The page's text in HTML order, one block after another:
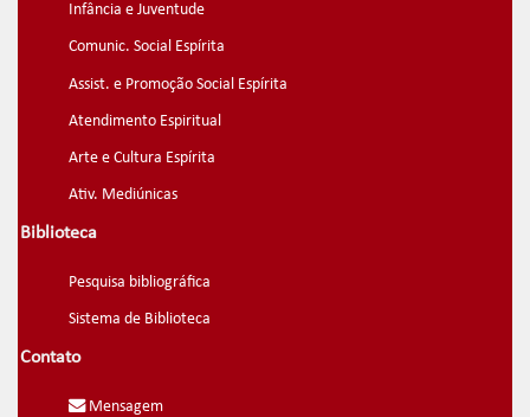
Infância e Juventude
Comunic. Social Espírita
Assist. e Promoção Social Espírita
Atendimento Espiritual
Arte e Cultura Espírita
Ativ. Mediúnicas
Biblioteca
Pesquisa bibliográfica
Sistema de Biblioteca
Contato
Mensagem